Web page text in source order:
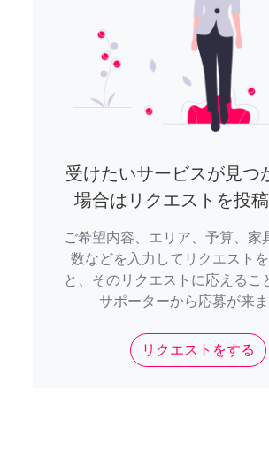
受けたいサービスが見つ
場合はリクエストを投
ご希望内容、エリア、予算、家
数などを入力してリクエスト
と、そのリクエストに応えるこ
サポーターから応募が来ま
リクエストをする